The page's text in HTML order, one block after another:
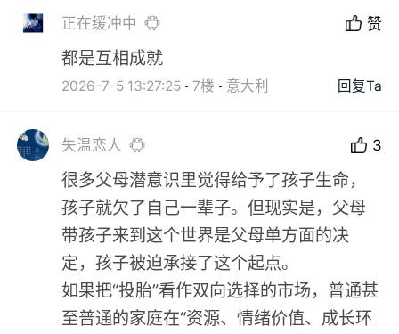
正在缓冲中 赞
都是互相成就
2026-7-5 13:27:25 7楼 意大利 回复Ta
失温恋人 3
很多父母潜意识里觉得给予了孩子生命，
孩子就欠了自己一辈子。但现实是，父母
带孩子来到这个世界是父母单方面的决
定，孩子被迫承接了这个起点。
如果把“投胎”看作双向选择的市场，普通甚
至普通的家庭在“资源、情绪价值、成长环